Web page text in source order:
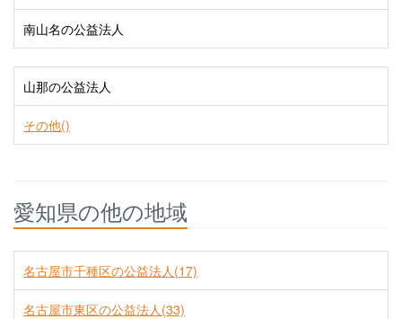
南山名の公益法人
山那の公益法人
その他()
愛知県の他の地域
名古屋市千種区の公益法人(17)
名古屋市東区の公益法人(33)